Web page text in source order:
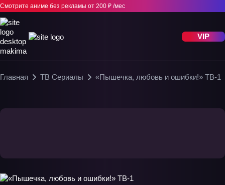
Смотрите аниме без рекламы от 200 ₽ /мес
VIP
Главная ТВ Сериалы «Пышечка, любовь и ошибки!» ТВ-1